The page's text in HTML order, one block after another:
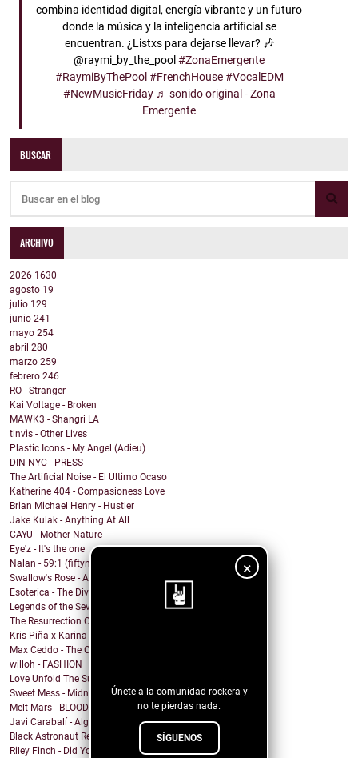
×
Únete a la comunidad rockera y
no te pierdas nada.
SÍGUENOS
combina identidad digital, energía vibrante y un futuro
donde la música y la inteligencia artificial se
encuentran. ¿Listxs para dejarse llevar? 🎶
@raymi_by_the_pool#ZonaEmergente
#RaymiByThePool #FrenchHouse #VocalEDM
#NewMusicFriday ♬ sonido original - Zona
Emergente
BUSCAR
ARCHIVO
2026 1630
agosto 19
julio 129
junio 241
mayo 254
abril 280
marzo 259
febrero 246
RO - Stranger
Kai Voltage - Broken
MAWK3 - Shangri LA
tinvìs - Other Lives
Plastic Icons - My Angel (Adieu)
DIN NYC - PRESS
The Artificial Noise - El Ultimo Ocaso
Katherine 404 - Compasioness Love
Brian Michael Henry - Hustler
Jake Kulak - Anything At All
CAYU - Mother Nature
Eye'z - It's the one
Nalan - 59:1 (fiftynine to one)
Swallow's Rose - Accept Myself (feat. Catapults)
Esoterica - The Divide Acoustic (Live)
Legends of the Seven Golden Vampires - Come Home
The Resurrection Club - Survival
Kris Piña x Karina Vélez - June (Junio)
Max Ceddo - The Crack-Up
willoh - FASHION
Love Unfold The Sun - Delirium (live)
Sweet Mess - Midnight Knows my Name
Melt Mars - BLOOD MOON
Javi Carabalí - Algo Mágico Javi ...
Black Astronaut Records - ai12die
Riley Finch - Did You Even Flinch?